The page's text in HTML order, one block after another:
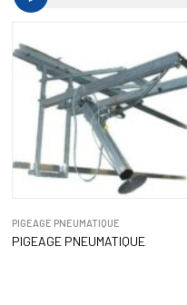
PIGEAGE PNEUMATIQUE
PIGEAGE PNEUMATIQUE